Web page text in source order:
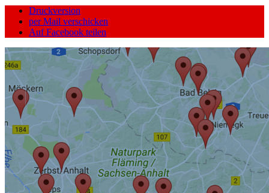
Druckversion
per Mail verschicken
Auf Facebook teilen